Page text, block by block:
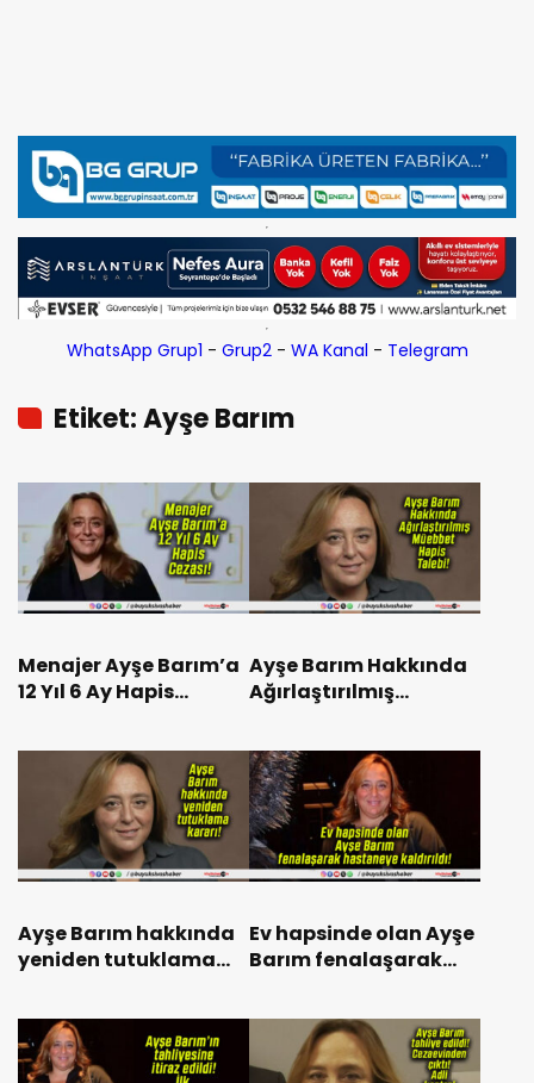
WhatsApp Grup1 - Grup2- WA Kanal - Telegram
Etiket: Ayşe Barım
Menajer Ayşe Barım’a
12 Yıl 6 Ay Hapis
Ayşe Barım Hakkında
Ağırlaştırılmış
Ayşe Barım hakkında
yeniden tutuklama
Ev hapsinde olan Ayşe
Barım fenalaşarak